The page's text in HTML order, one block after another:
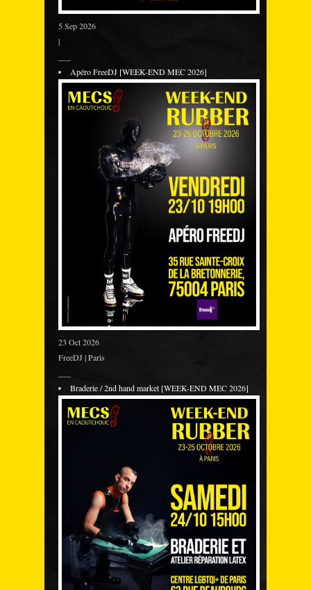
5 Sep 2026
|
Apéro FreeDJ [WEEK-END MEC 2026]
23 Oct 2026
FreeDJ | Paris
Braderie / 2nd hand market [WEEK-END MEC 2026]